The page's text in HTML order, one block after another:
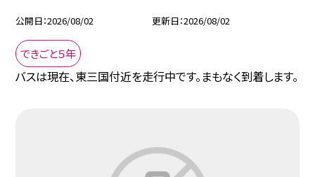
公開日 2026/08/02 更新日 2026/08/02
できごと５年
バスは現在、東三国付近を走行中です。まもなく到着します。